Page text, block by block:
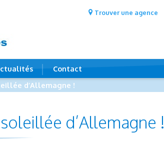
Trouver une agence
Contact
d’Allemagne !
d’Allemagne !